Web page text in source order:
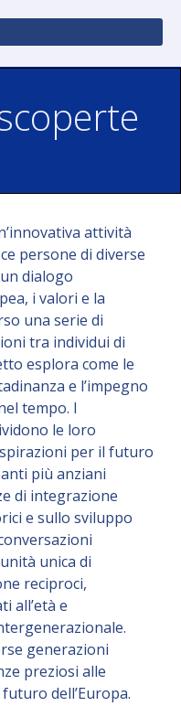
attività
persone di diverse
dialogo
i valori e la
una serie di
tra individui di
esplora come le
e l’impegno
tempo. I
le loro
per il futuro
più anziani
di integrazione
e sullo sviluppo
unica di
reciproci,
all’età e
generazioni
preziosi alle
dell’Europa.